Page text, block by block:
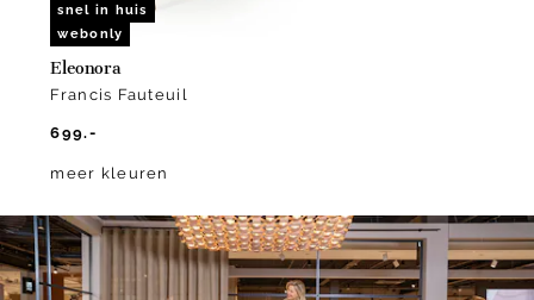
snel in huis
webonly
Eleonora
Francis Fauteuil
699.-
meer kleuren